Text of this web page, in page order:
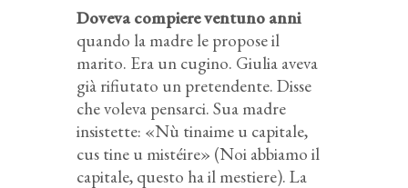
Doveva compiere ventuno anni
quando la madre le propose il
marito. Era un cugino. Giulia aveva
già rifiutato un pretendente. Disse
che voleva pensarci. Sua madre
insistette: «Nù tinaime u capitale,
cus tine u mistéire» (Noi abbiamo il
capitale, questo ha il mestiere). La